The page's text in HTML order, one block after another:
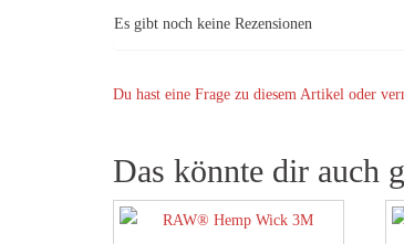
Es gibt noch keine Rezensionen
Du hast eine Frage zu diesem Artikel oder
Das könnte dir auch